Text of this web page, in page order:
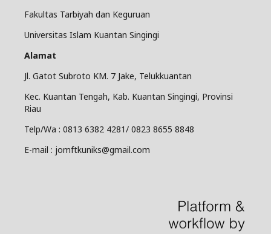
Fakultas Tarbiyah dan Keguruan
Universitas Islam Kuantan Singingi
Alamat
Jl. Gatot Subroto KM. 7 Jake, Telukkuantan
Kec. Kuantan Tengah, Kab. Kuantan Singingi, Provinsi
Riau
Telp/Wa : 0813 6382 4281/ 0823 8655 8848
E-mail : jomftkuniks@gmail.com